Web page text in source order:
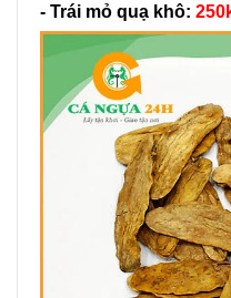
- Trái mỏ quạ khô: